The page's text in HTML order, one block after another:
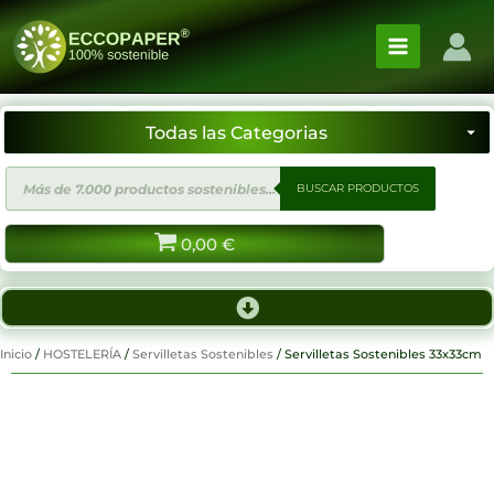
Ir
contenido
de
productos
BUSCAR PRODUCTOS
0,00 €
Inicio / HOSTELERÍA / Servilletas Sostenibles / Servilletas Sostenibles 33x33cm